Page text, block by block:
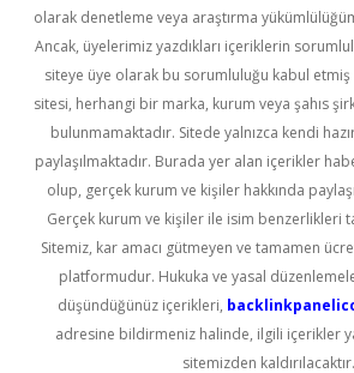
olarak denetleme veya araştırma
Ancak, üyelerimiz yazdıkları içeriklerin
siteye üye olarak bu sorumluluğu kabul etmiş
sitesi, herhangi bir marka, kurum veya şahıs
bulunmamaktadır. Sitede yalnızca kendi
paylaşılmaktadır. Burada yer alan içerikler
olup, gerçek kurum ve kişiler hakkında
Gerçek kurum ve kişiler ile isim benzerlikleri
Sitemiz, kar amacı gütmeyen ve tamamen
platformudur. Hukuka ve yasal
düşündüğünüz içerikleri,
adresine bildirmeniz halinde, ilgili içerikler
sitemizden kaldırılacaktır.